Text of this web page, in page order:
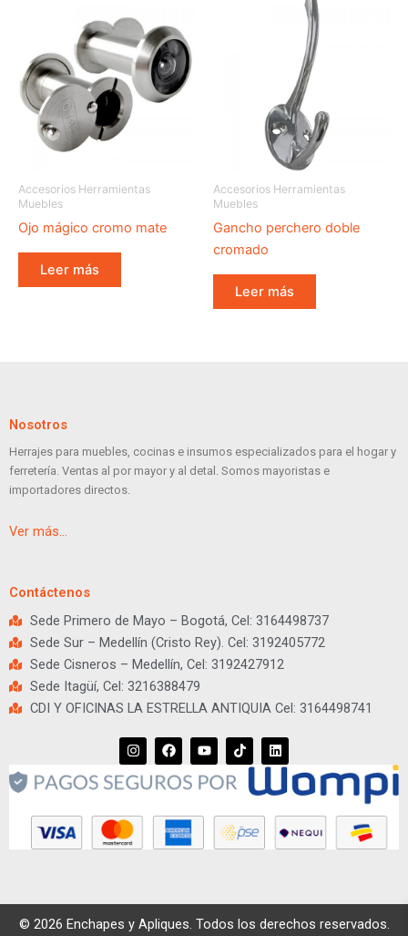
Accesorios Herramientas
Muebles
Ojo mágico cromo mate
Leer más
Accesorios Herramientas
Muebles
Gancho perchero doble
cromado
Leer más
Nosotros
Herrajes para muebles, cocinas e insumos especializados para el hogar y
ferretería. Ventas al por mayor y al detal. Somos mayoristas e
importadores directos.
Ver más…
Contáctenos
Sede Primero de Mayo – Bogotá, Cel: 3164498737
Sede Sur – Medellín (Cristo Rey). Cel: 3192405772
Sede Cisneros – Medellín, Cel: 3192427912
Sede Itagüí, Cel: 3216388479
CDI Y OFICINAS LA ESTRELLA ANTIQUIA Cel: 3164498741
I
n
s
t
g
r
a
m
F
a
c
e
o
o
k
Y
o
u
t
b
T
i
k
k
L
i
n
k
e
d
n
© 2026 Enchapes y Apliques. Todos los derechos reservados.